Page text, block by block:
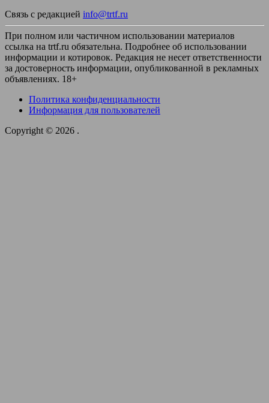
Связь с редакцией info@trtf.ru
При полном или частичном использовании материалов
ссылка на trtf.ru обязательна. Подробнее об использовании
информации и котировок. Редакция не несет ответственности
за достоверность информации, опубликованной в рекламных
объявлениях. 18+
Политика конфиденциальности
Информация для пользователей
Copyright © 2026 .